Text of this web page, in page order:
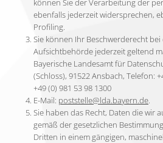
können Sie der Verarbeitung der
ebenfalls jederzeit widersprechen,
Profiling.
Sie können Ihr Beschwerderecht
Aufsichtbehörde jederzeit geltend
Bayerische Landesamt für
(Schloss), 91522 Ansbach, Telefon:
+49 (0) 981 53 98 1300
E-Mail: poststelle@lda.bayern.de.
Sie haben das Recht, Daten die wir
gemäß der gesetzlichen
Dritten in einem gängigen,